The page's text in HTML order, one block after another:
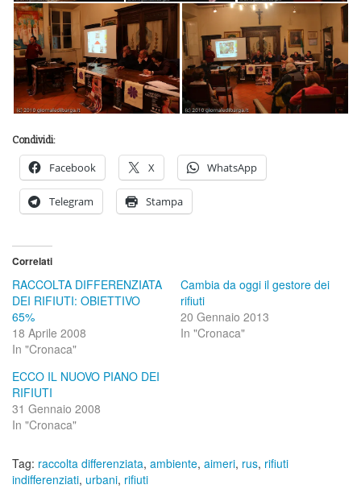
Condividi:
Facebook X WhatsApp
Telegram Stampa
Correlati
RACCOLTA DIFFERENZIATA
DEI RIFIUTI: OBIETTIVO
65%
18 Aprile 2008
In "Cronaca"
Cambia da oggi il gestore dei
rifiuti
20 Gennaio 2013
In "Cronaca"
ECCO IL NUOVO PIANO DEI
RIFIUTI
31 Gennaio 2008
In "Cronaca"
Tag: raccolta differenziata, ambiente, aimeri, rus, rifiuti
indifferenziati, urbani, rifiuti